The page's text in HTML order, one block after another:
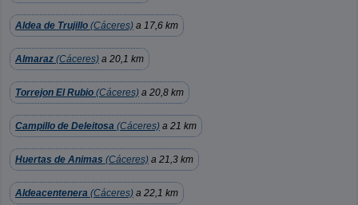
Aldea de Trujillo (Cáceres) a 17,6 km
Almaraz (Cáceres) a 20,1 km
Torrejon El Rubio (Cáceres) a 20,8 km
Campillo de Deleitosa (Cáceres) a 21 km
Huertas de Animas (Cáceres) a 21,3 km
Aldeacentenera (Cáceres) a 22,1 km